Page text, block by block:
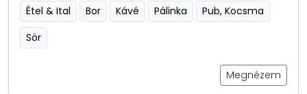
Étel & Ital Bor Kávé Pálinka
Pub, Kocsma
Sör
Megnézem